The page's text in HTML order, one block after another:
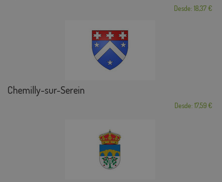
Desde: 18,37 €
Chemilly-sur-Serein
Desde: 17,59 €